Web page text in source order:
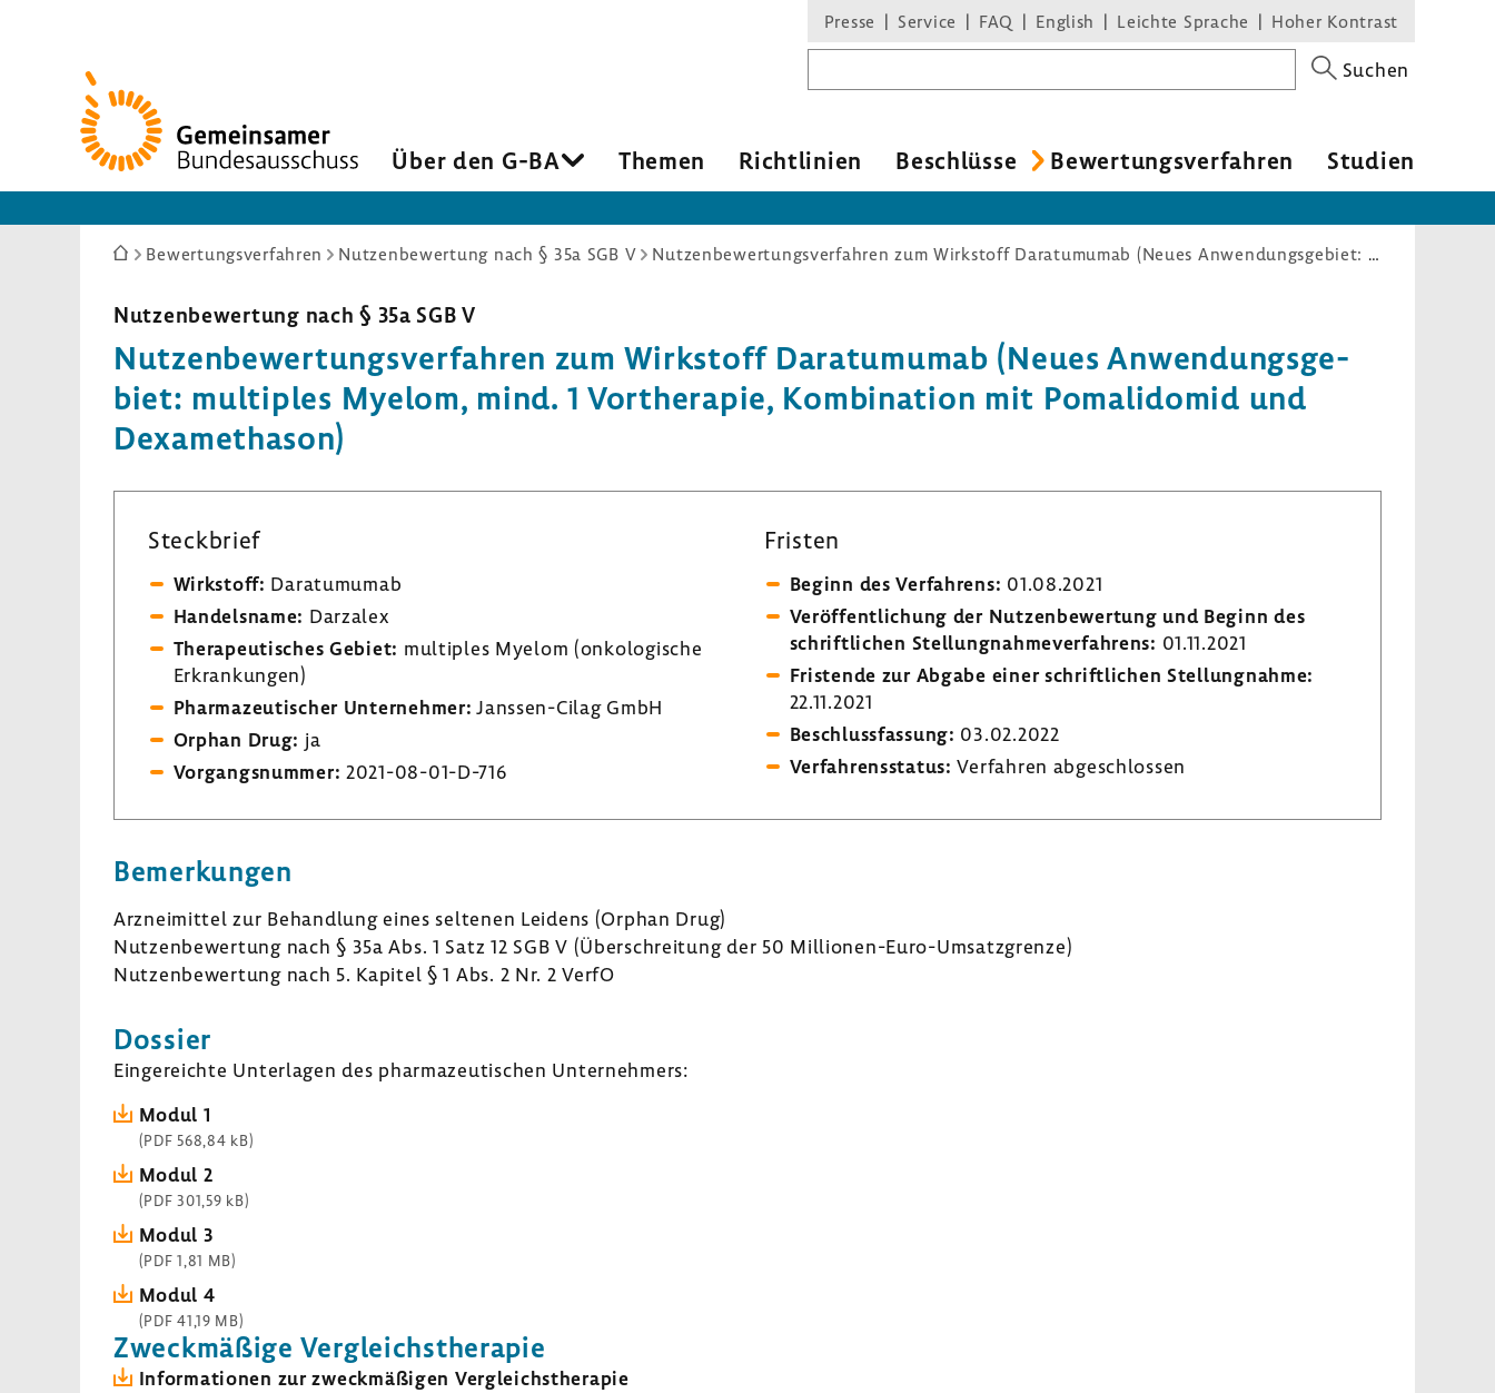
Zur
Startseite
Presse Service FAQ English Leichte Sprache Hoher Kontrast
Suchen
Über den G-BA Themen Richt­li­nien Beschlüsse Bewer­tungs­ver­fahren Studien
Sie
hier:
Bewertungsverfahren Nutzenbewertung nach § 35a SGB V Nutzenbewertungsverfahren zum Wirkstoff Daratumumab (Neues Anwendungsgebiet: multiples Myelom, mind. 1 Vortherapie, Kombination mit Pomalidomid und Dexamethason)
Nutzen­be­wer­tung nach § 35a SGB V
Nutzen­be­wer­tungs­ver­fahren zum Wirk­stoff Dara­tu­mumab (Neues Anwen­dungs­ge­
biet: multi­ples Myelom, mind. 1 Vorthe­rapie, Kombi­na­tion mit Poma­li­domid und
Dexa­me­thason)
Steck­brief
Wirk­stoff: Dara­tu­mumab
Handels­name: Darzalex
Thera­peu­ti­sches Gebiet: multi­ples Myelom (onko­lo­gi­sche
Erkran­kungen)
Phar­ma­zeu­ti­scher Unter­nehmer: Janssen-​Cilag GmbH
Orphan Drug: ja
Vorgangs­nummer: 2021-​08-01-D-716
Fristen
Beginn des Verfah­rens: 01.08.2021
Veröf­fent­li­chung der Nutzen­be­wer­tung und Beginn des
schrift­li­chen Stel­lung­nah­me­ver­fah­rens: 01.11.2021
Fris­tende zur Abgabe einer schrift­li­chen Stel­lung­nahme:
22.11.2021
Beschluss­fas­sung: 03.02.2022
Verfah­rens­status: Verfahren abge­schlossen
Bemer­kungen
Arznei­mittel zur Behand­lung eines seltenen Leidens (Orphan Drug)
Nutzen­be­wer­tung nach § 35a Abs. 1 Satz 12 SGB V (Über­schrei­tung der 50 Millionen-​Euro-Umsatzgrenze)
Nutzen­be­wer­tung nach 5. Kapitel § 1 Abs. 2 Nr. 2 VerfO
Dossier
Einge­reichte Unter­lagen des phar­ma­zeu­ti­schen Unter­neh­mers:
Modul 1
(PDF 568,84 kB)
Modul 2
(PDF 301,59 kB)
Modul 3
(PDF 1,81 MB)
Modul 4
(PDF 41,19 MB)
Zweck­mä­ßige Vergleichs­the­rapie
Infor­ma­tionen zur zweck­mä­ßigen Vergleichs­the­rapie